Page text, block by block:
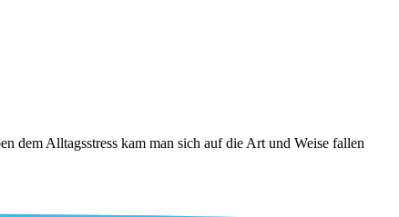
dem Alltagsstress kam man sich auf die Art und Weise fallen